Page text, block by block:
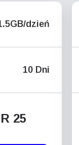
dzień
10 Dni
25